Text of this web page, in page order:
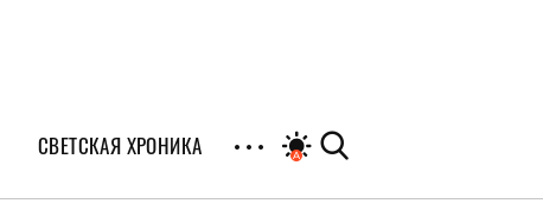
СВЕТСКАЯ ХРОНИКА